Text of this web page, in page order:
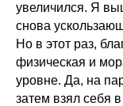
увеличился. Я
снова
Но в этот раз,
физическая и
уровне. Да, на
затем взял себя